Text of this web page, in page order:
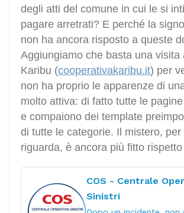
degli atti del comune in cui le si
pagare arretrati? E perché la
non ha ancora risposto a queste
Aggiungiamo che basta una visita
Karibu (cooperativakaribu.it) per
non ha proprio le apparenze di
molto attiva: di fatto tutte le
e compaiono dei template
di tutte le categorie. Il mistero, per
riguarda, è ancora più fitto rispetto
COS - Centrale
Sinistri